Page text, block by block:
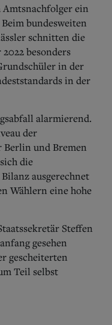
ein
bundesweiten
schnitten die
besonders
in der
in der
alarmierend.
der
und Bremen
die
ausgerechnet
Wählern eine hohe
Steffen
gesehen
gescheiterten
Teil selbst